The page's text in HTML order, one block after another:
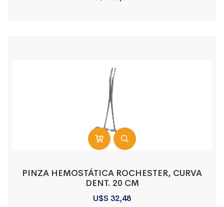
PINZA HEMOSTÁTICA ROCHESTER, CURVA
DENT. 20 CM
U$S 32,48